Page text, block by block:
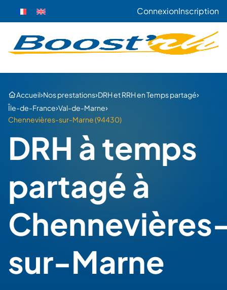
ConnexionInscription
Accueil›Nos prestations›DRH et RRH en Temps partagé›
Île-de-France›Val-de-Marne›
Chennevières-sur-Marne (94430)
DRH à temps
partagé à
sur-Marne